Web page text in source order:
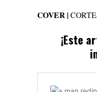
COVER |
¡Este